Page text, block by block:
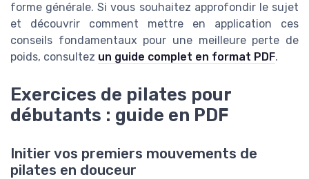
forme générale. Si vous souhaitez approfondir le sujet
et découvrir comment mettre en application ces
conseils fondamentaux pour une meilleure perte de
poids, consultez un guide complet en format PDF.
Exercices de pilates pour
débutants : guide en PDF
Initier vos premiers mouvements de
pilates en douceur